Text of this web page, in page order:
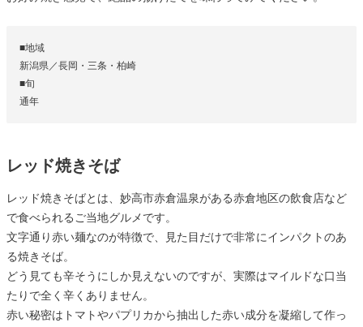
■地域
新潟県／長岡・三条・柏崎
■旬
通年
レッド焼きそば
レッド焼きそばとは、妙高市赤倉温泉がある赤倉地区の飲食店など
で食べられるご当地グルメです。
文字通り赤い麺なのが特徴で、見た目だけで非常にインパクトのあ
る焼きそば。
どう見ても辛そうにしか見えないのですが、実際はマイルドな口当
たりで全く辛くありません。
赤い秘密はトマトやパプリカから抽出した赤い成分を凝縮して作っ